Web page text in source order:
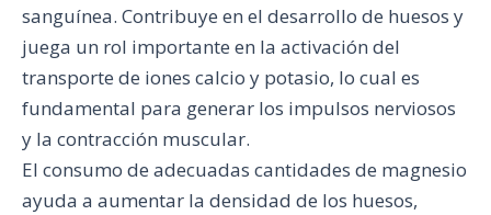
sanguínea. Contribuye en el desarrollo de huesos y
juega un rol importante en la activación del
transporte de iones calcio y potasio, lo cual es
fundamental para generar los impulsos nerviosos
y la contracción muscular.
El consumo de adecuadas cantidades de magnesio
ayuda a aumentar la densidad de los huesos,